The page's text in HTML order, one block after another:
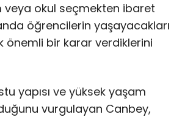
veya okul seçmekten ibaret
öğrencilerin yaşayacakları
önemli bir karar verdiklerini
yapısı ve yüksek yaşam
vurgulayan Canbey,